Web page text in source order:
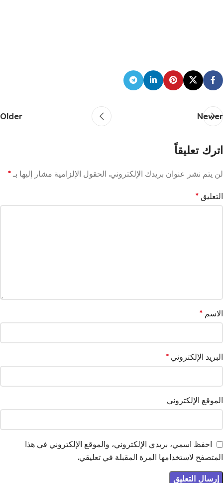
Newer
Older
اترك تعليقاً
لن يتم نشر عنوان بريدك الإلكتروني. الحقول الإلزامية مشار إليها بـ *
التعليق *
الاسم *
البريد الإلكتروني *
الموقع الإلكتروني
احفظ اسمي، بريدي الإلكتروني، والموقع الإلكتروني في هذا
المتصفح لاستخدامها المرة المقبلة في تعليقي.